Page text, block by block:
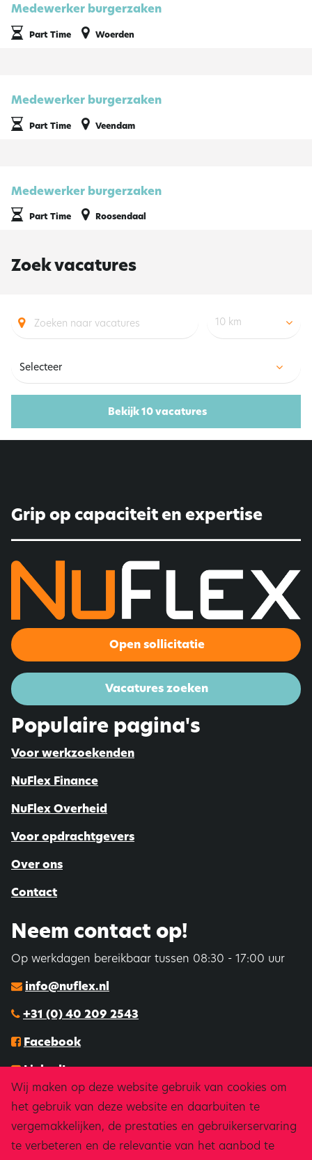
Medewerker burgerzaken
Part Time Woerden
Medewerker burgerzaken
Part Time Veendam
Medewerker burgerzaken
Part Time Roosendaal
Zoek vacatures
10 km
Bekijk 10 vacatures
Grip op capaciteit en expertise
Open sollicitatie
Vacatures zoeken
Populaire pagina's
Voor werkzoekenden
NuFlex Finance
NuFlex Overheid
Voor opdrachtgevers
Over ons
Contact
Neem contact op!
Op werkdagen bereikbaar tussen 08:30 - 17:00 uur
info@nuflex.nl
+31 (0) 40 209 2543
Facebook
LinkedIn
Instagram
Downloads & certificeringen
Wij maken op deze website gebruik van cookies om
het gebruik van deze website en daarbuiten te
vergemakkelijken, de prestaties en gebruikerservaring
te verbeteren en de relevantie van het aanbod te